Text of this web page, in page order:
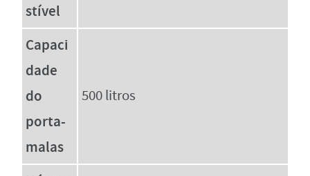
stível
Capaci
dade
do
porta-
malas
500 litros